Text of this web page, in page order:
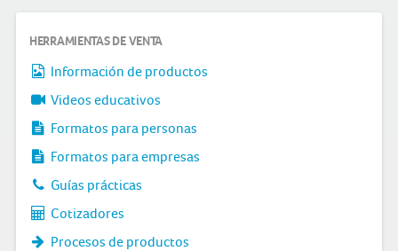
HERRAMIENTAS DE VENTA
Información de productos
Videos educativos
Formatos para personas
Formatos para empresas
Guías prácticas
Cotizadores
Procesos de productos